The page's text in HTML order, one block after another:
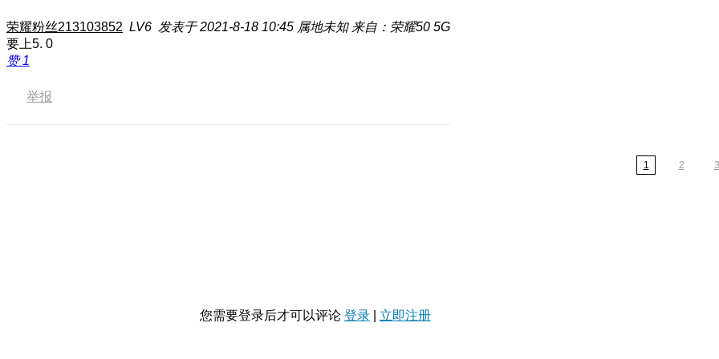
荣耀粉丝213103852 LV6 发表于 2021-8-18 10:45 属地未知 来自：荣耀50 5G
要上5. 0
赞1
举报
1 2 3
您需要登录后才可以评论 登录 立即注册